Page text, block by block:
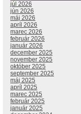
júl 2026
jún 2026
máj 2026
apríl 2026
marec 2026
február 2026
január 2026
december 2025
november 2025
október 2025
september 2025
máj 2025
apríl 2025
marec 2025
február 2025
január 2025